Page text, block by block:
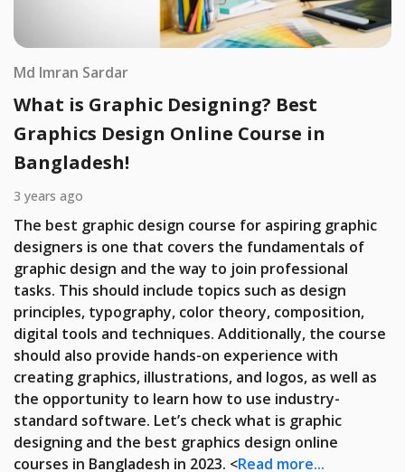
Md Imran Sardar
What is Graphic Designing? Best
Graphics Design Online Course in
Bangladesh!
3 years ago
The best graphic design course for aspiring graphic
designers is one that covers the fundamentals of
graphic design and the way to join professional
tasks. This should include topics such as design
principles, typography, color theory, composition,
digital tools and techniques. Additionally, the course
should also provide hands-on experience with
creating graphics, illustrations, and logos, as well as
the opportunity to learn how to use industry-
standard software. Let’s check what is graphic
designing and the best graphics design online
courses in Bangladesh in 2023. <Read more...